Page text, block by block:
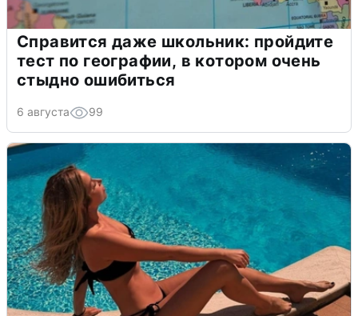
Справится даже школьник: пройдите
тест по географии, в котором очень
стыдно ошибиться
6 августа 99